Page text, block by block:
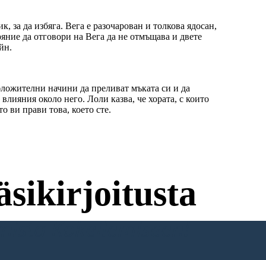
да избяга. Вега е разочарован и толкова ядосан,
да отговори на Вега да не отмъщава и двете
начини да преливат мъката си и да
около него. Лоли казва, че хората, с които
ви прави това, което сте.
Kokeilemiseen!